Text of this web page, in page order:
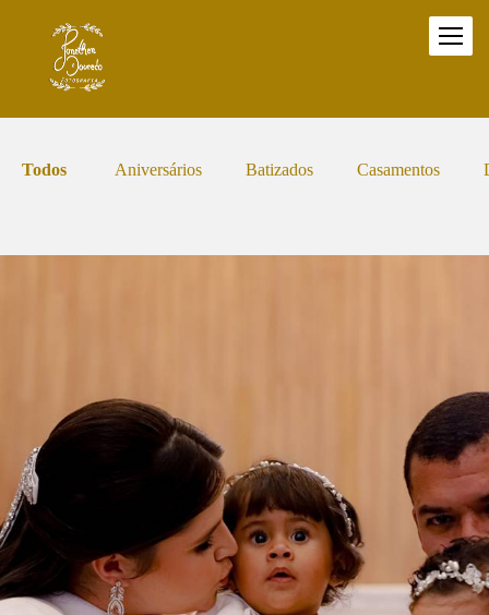
Todos Aniversários Batizados Casamentos